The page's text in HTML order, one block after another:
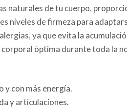
naturales de tu cuerpo,
niveles de firmeza para
ya que evita la
óptima durante toda la
y con más energía.
y articulaciones.